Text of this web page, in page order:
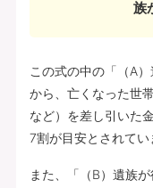
族
この式の中の「（A
から、亡くなった世
など）を差し引いた
7割が目安とされてい
また、「（B）遺族